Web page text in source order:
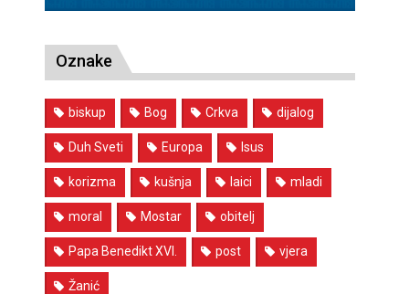
Oznake
biskup Bog Crkva dijalog
Duh Sveti Europa Isus
korizma kušnja laici mladi
moral Mostar obitelj
Papa Benedikt XVI. post vjera
Žanić